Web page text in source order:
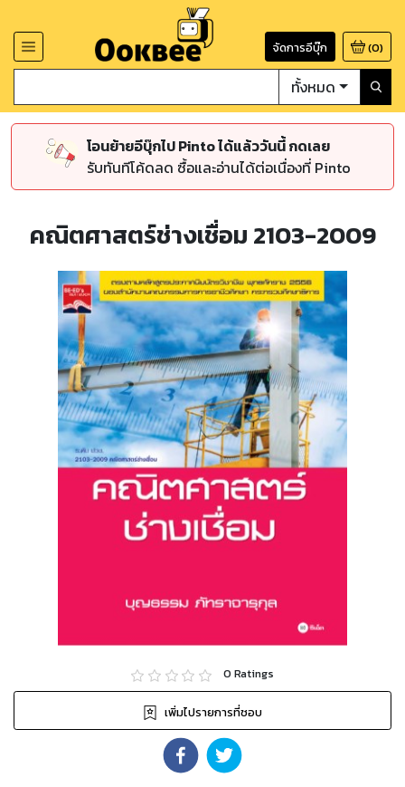
จัดการอีบุ๊ก (0)
ทั้งหมด
โอนย้ายอีบุ๊กไป Pinto ได้แล้ววันนี้ กดเลย
รับทันทีโค้ดลด ซื้อและอ่านได้ต่อเนื่องที่ Pinto
คณิตศาสตร์ช่างเชื่อม 2103-2009
0 Ratings
เพิ่มไปรายการที่ชอบ